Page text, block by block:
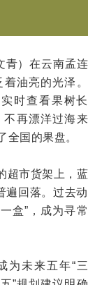
青）在云南孟连
油亮的光泽。
时查看果树长
再漂洋过海来
全国的果盘。
超市货架上，蓝
遍回落。过去动
盒”，成为寻常
为未来五年“三